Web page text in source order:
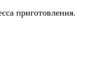
приготовления.